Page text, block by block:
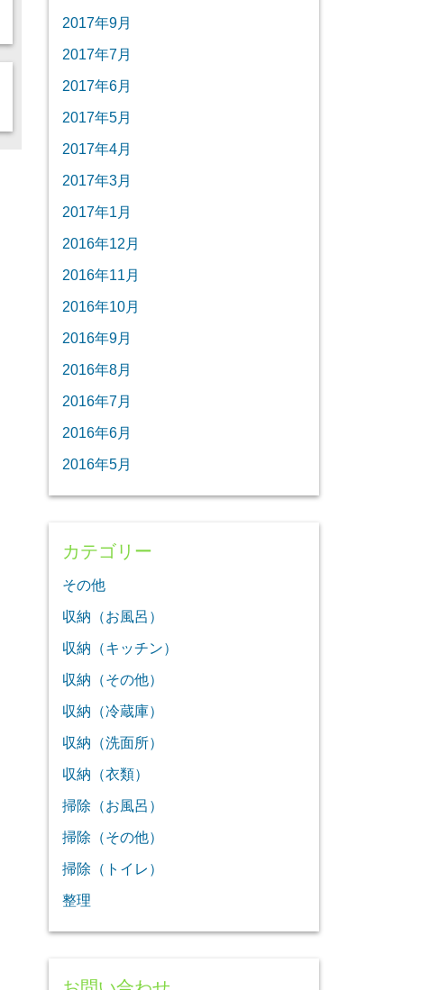
2017年9月
2017年7月
2017年6月
2017年5月
2017年4月
2017年3月
2017年1月
2016年12月
2016年11月
2016年10月
2016年9月
2016年8月
2016年7月
2016年6月
2016年5月
カテゴリー
その他
収納（お風呂）
収納（キッチン）
収納（その他）
収納（冷蔵庫）
収納（洗面所）
収納（衣類）
掃除（お風呂）
掃除（その他）
掃除（トイレ）
整理